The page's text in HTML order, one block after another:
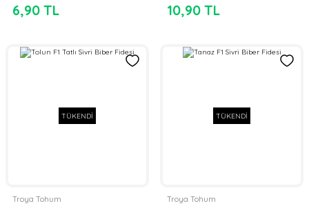
6,90 TL 10,90 TL
TÜKENDİ
Troya Tohum
TÜKENDİ
Troya Tohum